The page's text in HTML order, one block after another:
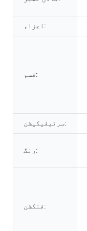
اجزاء:
قسم:
سرٹیفیکیشن:
رنگ:
فنکشن: